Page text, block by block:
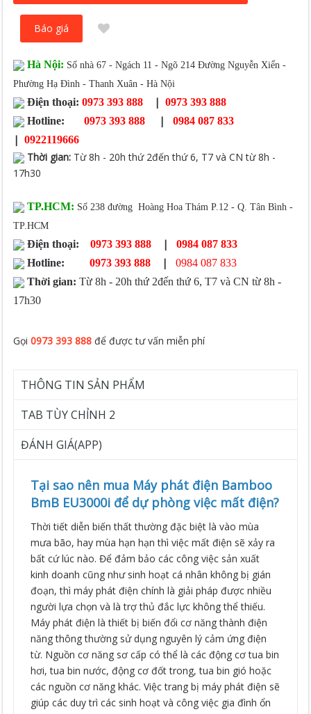
Báo giá
Hà Nội: Số nhà 67 - Ngách 11 - Ngõ 214 Đường Nguyễn Xiển -
Phường Hạ Đình - Thanh Xuân - Hà Nội
Điện thoại: 0973 393 888 |
0973 393 888
Hotline:
0973 393 888 | 0984 087 833
| 0922119666
Thời gian: Từ 8h - 20h thứ 2đến thứ 6, T7 và CN từ 8h -
17h30
TP.HCM: Số 238 đường Hoàng Hoa Thám P.12 - Q. Tân Bình -
TP.HCM
Điện thoại: 0973 393 888 |
0984 087 833
Hotline:
0973 393 888 |
0984 087 833
Thời gian: Từ 8h - 20h thứ 2đến thứ 6, T7 và CN từ 8h -
17h30
Gọi0973 393 888 để được tư vấn miễn phí
THÔNG TIN SẢN PHẨM
TAB TÙY CHỈNH 2
ĐÁNH GIÁ(APP)
Tại sao nên mua Máy phát điện Bamboo
BmB EU3000i để dự phòng việc mất điện?
Thời tiết diễn biến thất thường đặc biệt là vào mùa
mưa bão, hay mùa hạn hạn thì việc mất điện sẽ xảy ra
bất cứ lúc nào. Để đảm bảo các công việc sản xuất
kinh doanh cũng như sinh hoạt cá nhân không bị gián
đoạn, thì máy phát điện chính là giải pháp được nhiều
người lựa chọn và là trợ thủ đắc lực không thể thiếu.
Máy phát điện là thiết bị biến đổi cơ năng thành điện
năng thông thường sử dụng nguyên lý cảm ứng điện
từ. Nguồn cơ năng sơ cấp có thể là các động cơ tua bin
hơi, tua bin nước, động cơ đốt trong, tua bin gió hoặc
các nguồn cơ năng khác. Việc trang bị máy phát điện sẽ
giúp các duy trì các sinh hoạt và công việc gia đình ổn